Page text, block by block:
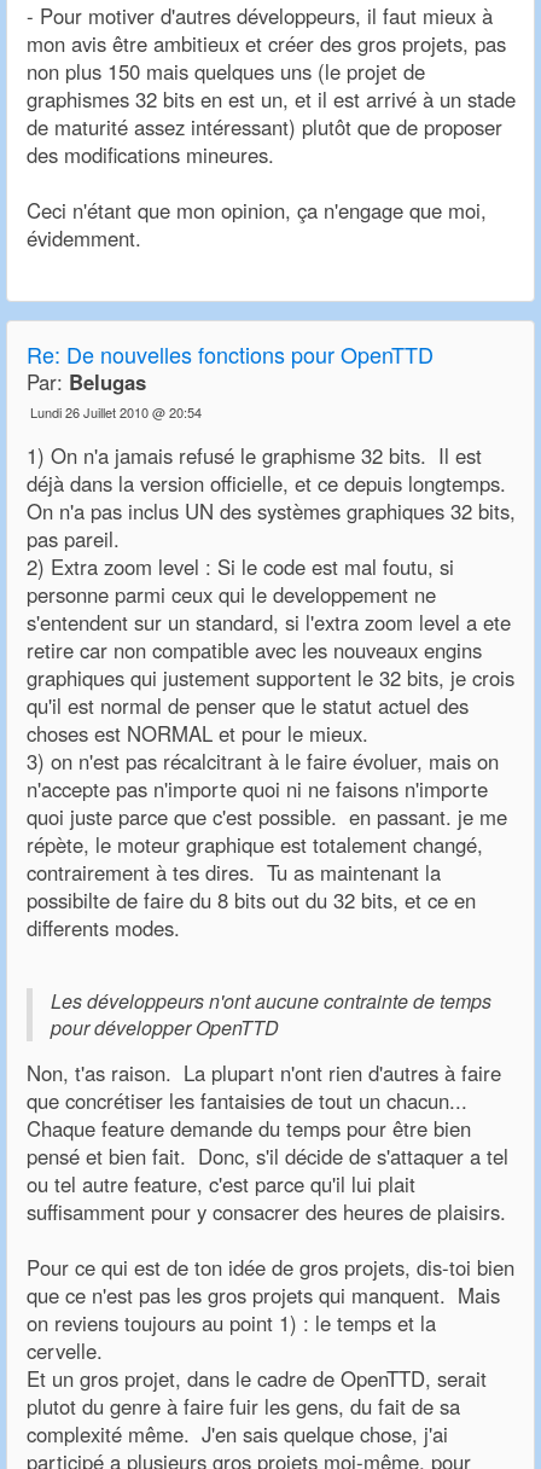
- Pour motiver d'autres développeurs, il faut mieux à
mon avis être ambitieux et créer des gros projets, pas
non plus 150 mais quelques uns (le projet de
graphismes 32 bits en est un, et il est arrivé à un stade
de maturité assez intéressant) plutôt que de proposer
des modifications mineures.
Ceci n'étant que mon opinion, ça n'engage que moi,
évidemment.
Re: De nouvelles fonctions pour OpenTTD
Par: Belugas
Lundi 26 Juillet 2010 @ 20:54
1) On n'a jamais refusé le graphisme 32 bits. Il est
déjà dans la version officielle, et ce depuis longtemps.
On n'a pas inclus UN des systèmes graphiques 32 bits,
pas pareil.
2) Extra zoom level : Si le code est mal foutu, si
personne parmi ceux qui le developpement ne
s'entendent sur un standard, si l'extra zoom level a ete
retire car non compatible avec les nouveaux engins
graphiques qui justement supportent le 32 bits, je crois
qu'il est normal de penser que le statut actuel des
choses est NORMAL et pour le mieux.
3) on n'est pas récalcitrant à le faire évoluer, mais on
n'accepte pas n'importe quoi ni ne faisons n'importe
quoi juste parce que c'est possible. en passant. je me
répète, le moteur graphique est totalement changé,
contrairement à tes dires. Tu as maintenant la
possibilte de faire du 8 bits out du 32 bits, et ce en
differents modes.
Les développeurs n'ont aucune contrainte de temps
pour développer OpenTTD
Non, t'as raison. La plupart n'ont rien d'autres à faire
que concrétiser les fantaisies de tout un chacun...
Chaque feature demande du temps pour être bien
pensé et bien fait. Donc, s'il décide de s'attaquer a tel
ou tel autre feature, c'est parce qu'il lui plait
suffisamment pour y consacrer des heures de plaisirs.
Pour ce qui est de ton idée de gros projets, dis-toi bien
que ce n'est pas les gros projets qui manquent. Mais
on reviens toujours au point 1) : le temps et la
cervelle.
Et un gros projet, dans le cadre de OpenTTD, serait
plutot du genre à faire fuir les gens, du fait de sa
complexité même. J'en sais quelque chose, j'ai
participé a plusieurs gros projets moi-même, pour